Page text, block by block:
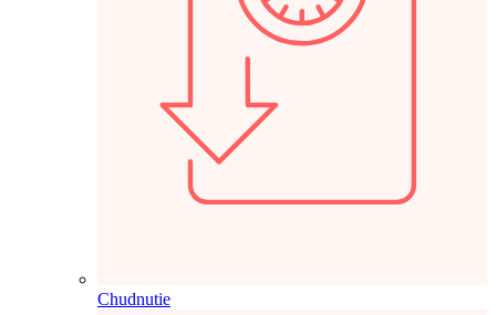
Chudnutie